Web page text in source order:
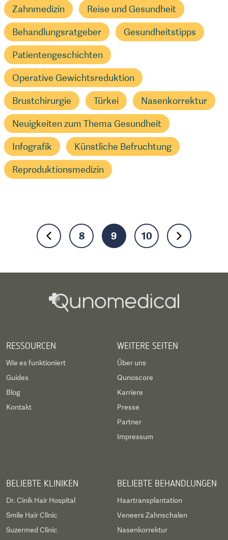
Zahnmedizin Reise und Gesundheit
Behandlungsratgeber Gesundheitstipps
Patientengeschichten
Operative Gewichtsreduktion
Brustchirurgie Türkei Nasenkorrektur
Neuigkeiten zum Thema Gesundheit
Infografik Künstliche Befruchtung
Reproduktionsmedizin
8 9 10
RESSOURCEN
Wie es funktioniert
Guides
Blog
Kontakt
WEITERE SEITEN
Über uns
Qunoscore
Karriere
Presse
Partner
Impressum
BELIEBTE KLINIKEN
Dr. Cinik Hair Hospital
Smile Hair Clinic
Suzermed Clinic
BELIEBTE BEHANDLUNGEN
Haartransplantation
Veneers Zahnschalen
Nasenkorrektur